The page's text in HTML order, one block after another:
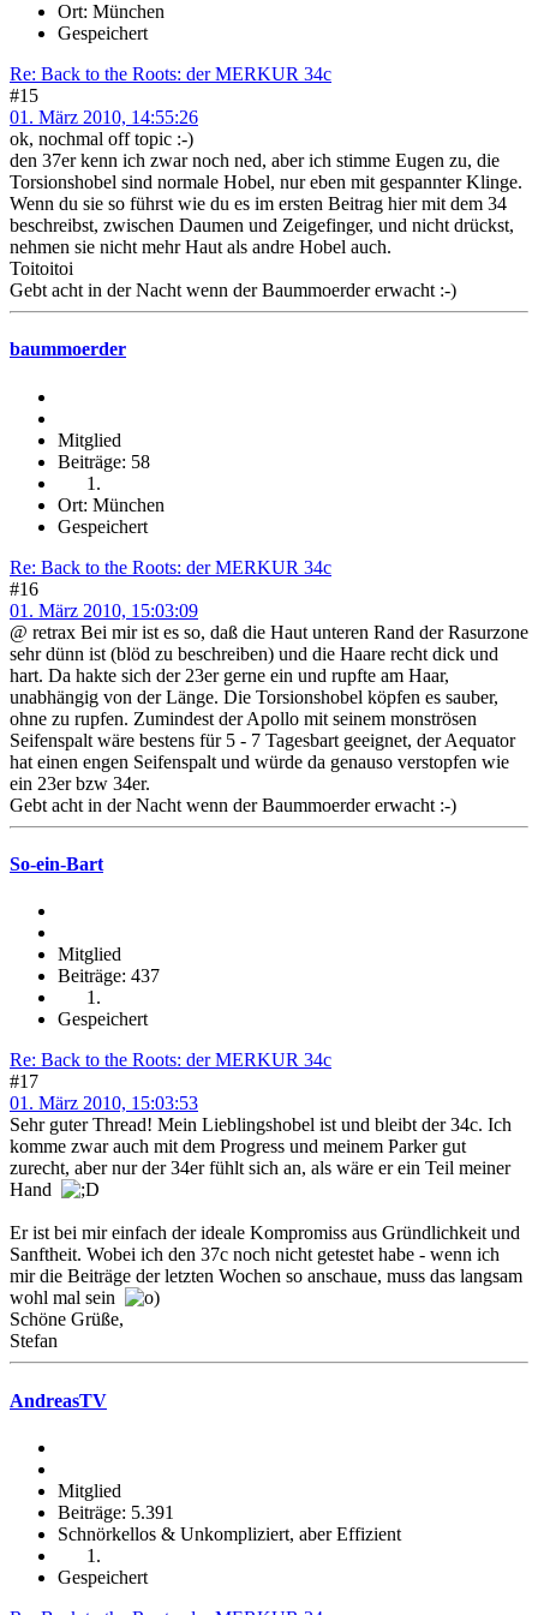
Ort: München
Gespeichert
Re: Back to the Roots: der MERKUR 34c
#15
01. März 2010, 14:55:26
ok, nochmal off topic :-)
den 37er kenn ich zwar noch ned, aber ich stimme Eugen zu, die
Torsionshobel sind normale Hobel, nur eben mit gespannter Klinge.
Wenn du sie so führst wie du es im ersten Beitrag hier mit dem 34
beschreibst, zwischen Daumen und Zeigefinger, und nicht drückst,
nehmen sie nicht mehr Haut als andre Hobel auch.
Toitoitoi
Gebt acht in der Nacht wenn der Baummoerder erwacht :-)
baummoerder
Mitglied
Beiträge: 58
Ort: München
Gespeichert
Re: Back to the Roots: der MERKUR 34c
#16
01. März 2010, 15:03:09
@ retrax Bei mir ist es so, daß die Haut unteren Rand der Rasurzone
sehr dünn ist (blöd zu beschreiben) und die Haare recht dick und
hart. Da hakte sich der 23er gerne ein und rupfte am Haar,
unabhängig von der Länge. Die Torsionshobel köpfen es sauber,
ohne zu rupfen. Zumindest der Apollo mit seinem monströsen
Seifenspalt wäre bestens für 5 - 7 Tagesbart geeignet, der Aequator
hat einen engen Seifenspalt und würde da genauso verstopfen wie
ein 23er bzw 34er.
Gebt acht in der Nacht wenn der Baummoerder erwacht :-)
So-ein-Bart
Mitglied
Beiträge: 437
Gespeichert
Re: Back to the Roots: der MERKUR 34c
#17
01. März 2010, 15:03:53
Sehr guter Thread! Mein Lieblingshobel ist und bleibt der 34c. Ich
komme zwar auch mit dem Progress und meinem Parker gut
zurecht, aber nur der 34er fühlt sich an, als wäre er ein Teil meiner
Hand
Er ist bei mir einfach der ideale Kompromiss aus Gründlichkeit und
Sanftheit. Wobei ich den 37c noch nicht getestet habe - wenn ich
mir die Beiträge der letzten Wochen so anschaue, muss das langsam
wohl mal sein
Schöne Grüße,
Stefan
AndreasTV
Mitglied
Beiträge: 5.391
Schnörkellos & Unkompliziert, aber Effizient
Gespeichert